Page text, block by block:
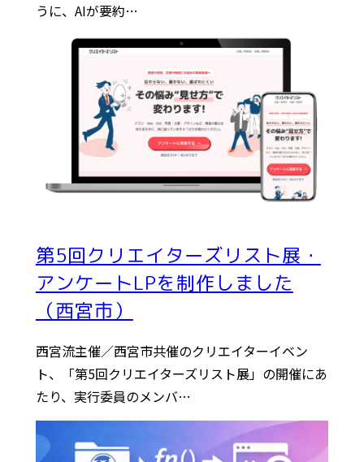
うに、AIが要約…
第5回クリエイターズリスト展・
アンケートLPを制作しました
（西宮市）
西宮流主催／西宮市共催のクリエイターイベン
ト、「第5回クリエイターズリスト展」の開催にあ
たり、実行委員のメンバ…